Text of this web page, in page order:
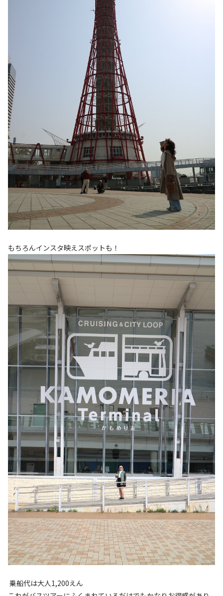
もちろんインスタ映えスポットも！
乗船代は大人1,200えん